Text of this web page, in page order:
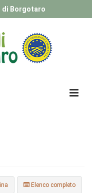
di Borgotaro
Elenco completo